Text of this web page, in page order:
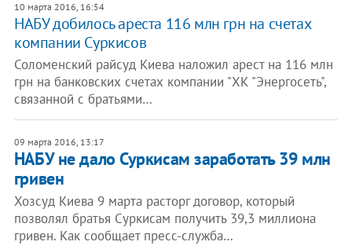
10 марта 2016, 16:54
НАБУ добилось ареста 116 млн грн на счетах
компании Суркисов
Соломенский райсуд Киева наложил арест на 116 млн
грн на банковских счетах компании "ХК "Энергосеть",
связанной с братьями…
09 марта 2016, 13:17
НАБУ не дало Суркисам заработать 39 млн
гривен
Хозсуд Киева 9 марта расторг договор, который
позволял братья Суркисам получить 39,3 миллиона
гривен. Как сообщает пресс-служба…